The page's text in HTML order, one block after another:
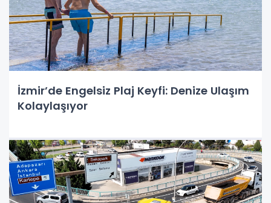
İzmir’de Engelsiz Plaj Keyfi: Denize Ulaşım
Kolaylaşıyor